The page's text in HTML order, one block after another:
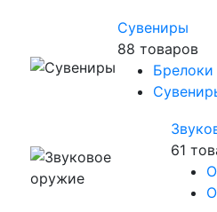
Сувениры
88 товаров
Брелоки
61